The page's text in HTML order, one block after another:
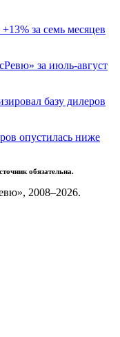
за семь месяцев
за июль-август
базу дилеров
опустилась ниже
обязательна.
2008–2026.